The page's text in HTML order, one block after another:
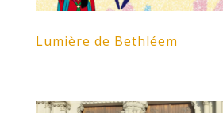
Lumière de Bethléem